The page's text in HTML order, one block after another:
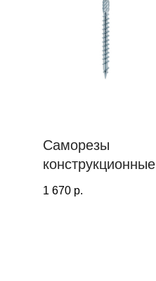
Саморезы
конструкционные
PT, тарельчатая
1 670 р.